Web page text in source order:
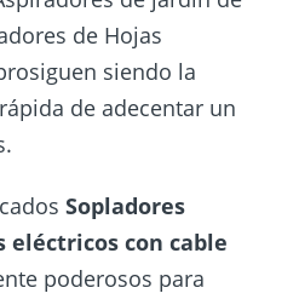
de Hojas
siendo la
de adecentar un
Sopladores
eléctricos con cable
poderosos para